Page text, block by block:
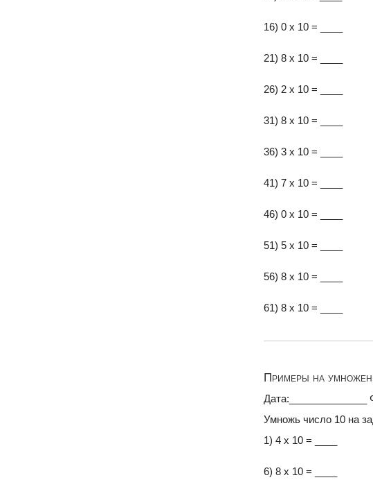
16) 0 x 10 = ____
21) 8 x 10 = ____
26) 2 x 10 = ____
31) 8 x 10 = ____
36) 3 x 10 = ____
41) 7 x 10 = ____
46) 0 x 10 = ____
51) 5 x 10 = ____
56) 8 x 10 = ____
61) 8 x 10 = ____
Примеры на
Дата:______________
Умножь число 10 на
1) 4 x 10 = ____
6) 8 x 10 = ____